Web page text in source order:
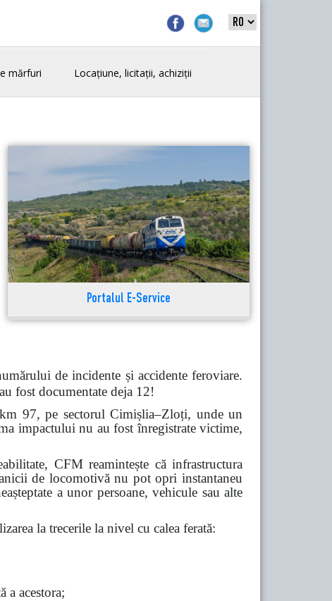
mărfuri Locațiune, licitații, achiziții
Portalul E-Service
de incidente și accidente feroviare.
fost documentate deja 12!
97, pe sectorul Cimișlia–Zloți, unde un
impactului nu au fost înregistrate victime,
CFM reamintește că infrastructura
de locomotivă nu pot opri instantaneu
a unor persoane, vehicule sau alte
la trecerile la nivel cu calea ferată:
a acestora;